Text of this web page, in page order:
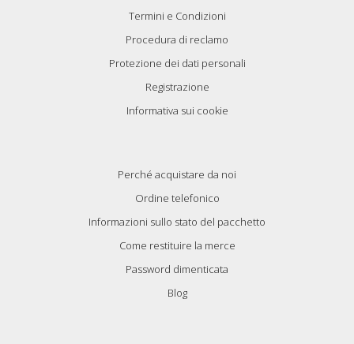
Termini e Condizioni
Procedura di reclamo
Protezione dei dati personali
Registrazione
Informativa sui cookie
Perché acquistare da noi
Ordine telefonico
Informazioni sullo stato del pacchetto
Come restituire la merce
Password dimenticata
Blog